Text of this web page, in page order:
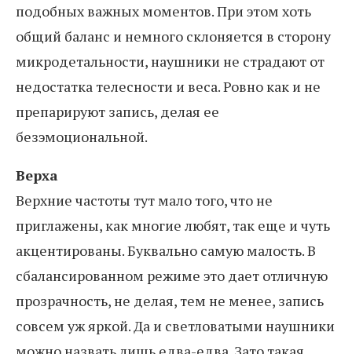
подобных важных моментов. При этом хоть
общий баланс и немного склоняется в сторону
микродетальности, наушники не страдают от
недостатка телесности и веса. Ровно как и не
препарируют запись, делая ее
безэмоциональной.
Верха
Верхние частоты тут мало того, что не
приглажены, как многие любят, так еще и чуть
акцентированы. Буквально самую малость. В
сбалансированном режиме это дает отличную
прозрачность, не делая, тем не менее, запись
совсем уж яркой. Да и светловатыми наушники